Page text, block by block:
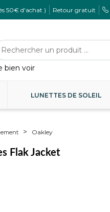
50€ d'achat ) Retour gratuit
LUNETTES DE SOLEIL
Oakley
Flak Jacket